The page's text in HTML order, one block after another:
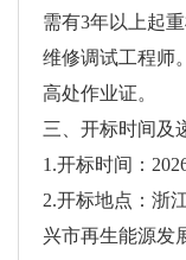
需有3年以上起
维修调试工程师
高处作业证。
三、开标时间及
1.开标时间：
2.开标地点：浙
兴市再生能源发